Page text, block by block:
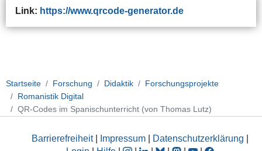
Link: https://www.qrcode-generator.de
Startseite Forschung Didaktik
Forschungsprojekte
Romanistik Digital
QR-Codes im Spanischunterricht (von Thomas Lutz)
Barrierefreiheit| Impressum Datenschutzerklärung